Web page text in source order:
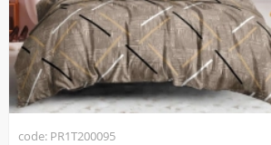
code: PR1T200095